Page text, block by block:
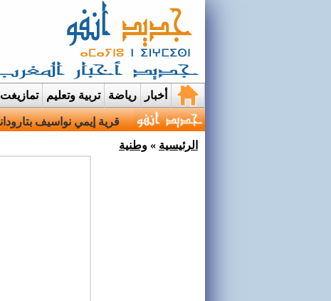
أخبار رياضة تربية وتعليم تمازيغت
عرائس..حين تختبئ
الرئيسية » وطنية